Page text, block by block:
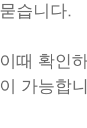
묻습니다.
이때 확인
이 가능합